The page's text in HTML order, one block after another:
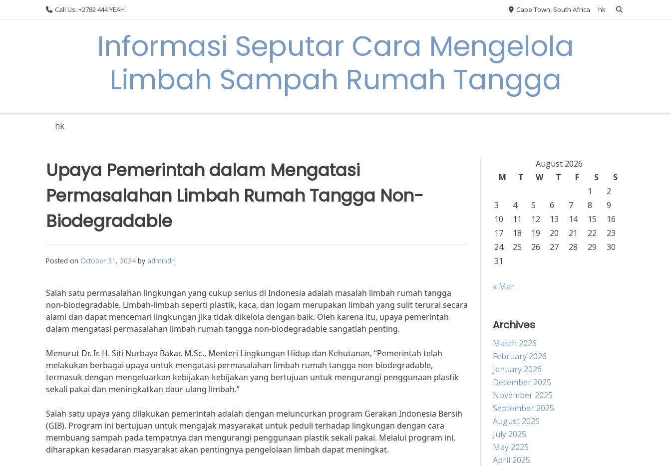
Call Us: +2782 444 YEAH Cape Town, South Africa hk
Informasi Seputar Cara Mengelola
Limbah Sampah Rumah Tangga
hk
Upaya Pemerintah dalam Mengatasi
Permasalahan Limbah Rumah Tangga Non-
Biodegradable
Posted on October 31, 2024 by admindrj
Salah satu permasalahan lingkungan yang cukup serius di Indonesia adalah masalah limbah rumah tangga
non-biodegradable. Limbah-limbah seperti plastik, kaca, dan logam merupakan limbah yang sulit terurai secara
alami dan dapat mencemari lingkungan jika tidak dikelola dengan baik. Oleh karena itu, upaya pemerintah
dalam mengatasi permasalahan limbah rumah tangga non-biodegradable sangatlah penting.
Menurut Dr. Ir. H. Siti Nurbaya Bakar, M.Sc., Menteri Lingkungan Hidup dan Kehutanan, “Pemerintah telah
melakukan berbagai upaya untuk mengatasi permasalahan limbah rumah tangga non-biodegradable,
termasuk dengan mengeluarkan kebijakan-kebijakan yang bertujuan untuk mengurangi penggunaan plastik
sekali pakai dan meningkatkan daur ulang limbah.”
Salah satu upaya yang dilakukan pemerintah adalah dengan meluncurkan program Gerakan Indonesia Bersih
(GIB). Program ini bertujuan untuk mengajak masyarakat untuk peduli terhadap lingkungan dengan cara
membuang sampah pada tempatnya dan mengurangi penggunaan plastik sekali pakai. Melalui program ini,
diharapkan kesadaran masyarakat akan pentingnya pengelolaan limbah dapat meningkat.
August 2026
M
T W T F S
S
1
2
3
4 5 6 7 8
9
10
11 12 13 14 15
16
17
18 19 20 21 22
23
24
25 26 27 28 29
30
31
« Mar
Archives
March 2026
February 2026
January 2026
December 2025
November 2025
September 2025
August 2025
July 2025
May 2025
April 2025